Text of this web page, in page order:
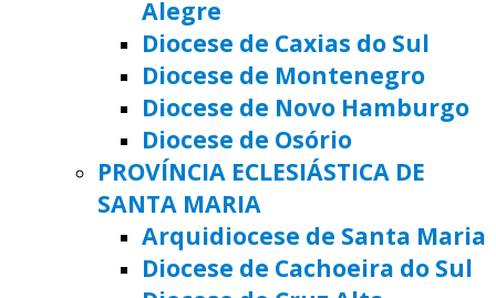
Alegre
Diocese de Caxias do Sul
Diocese de Montenegro
Diocese de Novo Hamburgo
Diocese de Osório
PROVÍNCIA ECLESIÁSTICA DE
SANTA MARIA
Arquidiocese de Santa Maria
Diocese de Cachoeira do Sul